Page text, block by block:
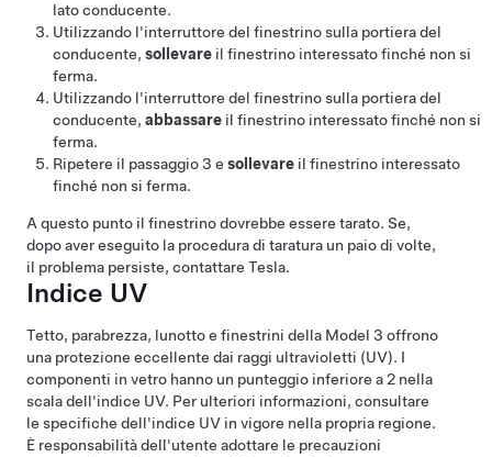
lato conducente.
Utilizzando l'interruttore del finestrino sulla portiera del
conducente, sollevare il finestrino interessato finché non si
ferma.
Utilizzando l'interruttore del finestrino sulla portiera del
conducente, abbassare il finestrino interessato finché non si
ferma.
Ripetere il passaggio 3 e sollevare il finestrino interessato
finché non si ferma.
A questo punto il finestrino dovrebbe essere tarato. Se,
dopo aver eseguito la procedura di taratura un paio di volte,
il problema persiste, contattare Tesla.
Indice UV
Tetto, parabrezza, lunotto e finestrini della Model 3 offrono
una protezione eccellente dai raggi ultravioletti (UV). I
componenti in vetro hanno un punteggio inferiore a 2 nella
scala dell'indice UV. Per ulteriori informazioni, consultare
le specifiche dell'indice UV in vigore nella propria regione.
È responsabilità dell'utente adottare le precauzioni